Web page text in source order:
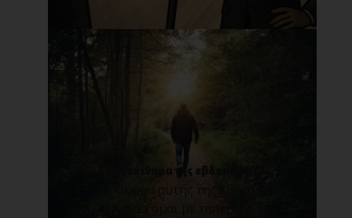
Στο ξεκίνημα της εβδομάδας...
Στο ξεκίνημα αυτής της εβδομάδας,